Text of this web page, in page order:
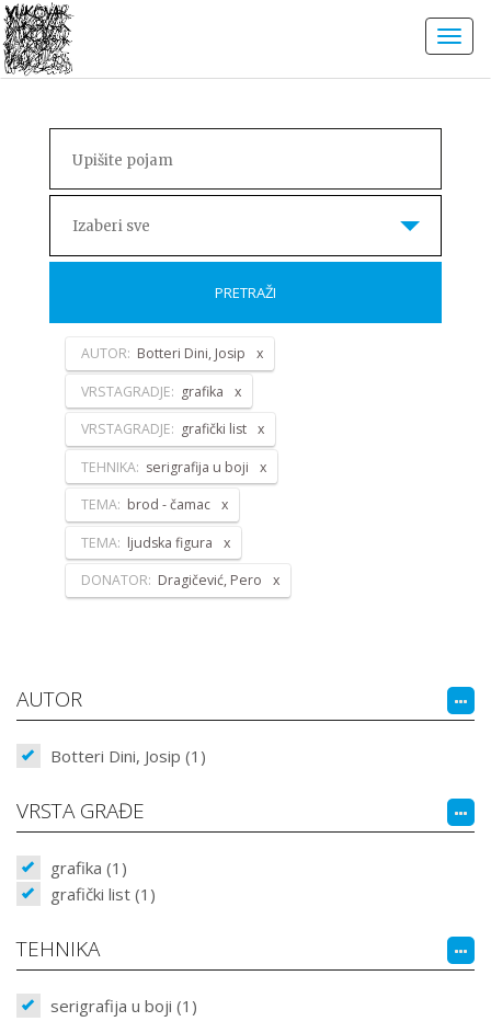
Izaberi sve
PRETRAŽI
AUTOR: Botteri Dini, Josip
VRSTAGRADJE: grafika
VRSTAGRADJE: grafički list
TEHNIKA: serigrafija u boji
TEMA: brod - čamac
TEMA: ljudska figura
DONATOR: Dragičević, Pero
AUTOR
Botteri Dini, Josip (1)
VRSTA GRAĐE
grafika (1)
grafički list (1)
TEHNIKA
serigrafija u boji (1)